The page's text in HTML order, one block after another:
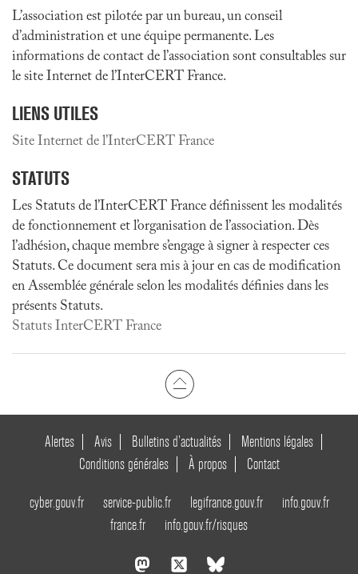
L’association est pilotée par un bureau, un conseil
d’administration et une équipe permanente. Les
informations de contact de l’association sont consultables sur
le site Internet de l’InterCERT France.
LIENS UTILES
Site Internet de l’InterCERT France
STATUTS
Les Statuts de l’InterCERT France définissent les modalités
de fonctionnement et l’organisation de l’association. Dès
l’adhésion, chaque membre s’engage à signer à respecter ces
Statuts. Ce document sera mis à jour en cas de modification
en Assemblée générale selon les modalités définies dans les
présents Statuts.
Statuts InterCERT France
Alertes Avis Bulletins d’actualités
Mentions légales
Conditions générales
À propos Contact
cyber.gouv.fr service-public.fr legifrance.gouv.fr
info.gouv.fr
france.fr
info.gouv.fr/risques